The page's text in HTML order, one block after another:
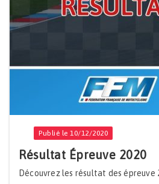
Publié le 10/12/2020
Résultat Épreuve 2020
Découvrez les résultat des épreuve